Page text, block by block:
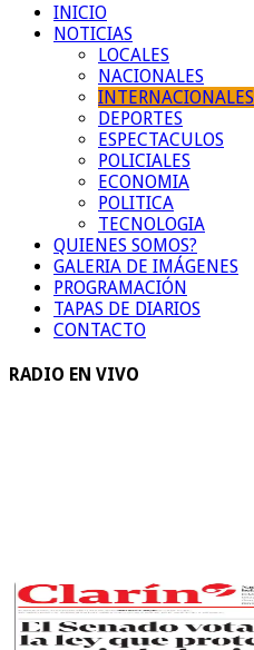
INICIO
NOTICIAS
LOCALES
NACIONALES
INTERNACIONALES
DEPORTES
ESPECTACULOS
POLICIALES
ECONOMIA
POLITICA
TECNOLOGIA
QUIENES SOMOS?
GALERIA DE IMÁGENES
PROGRAMACIÓN
TAPAS DE DIARIOS
CONTACTO
RADIO EN VIVO